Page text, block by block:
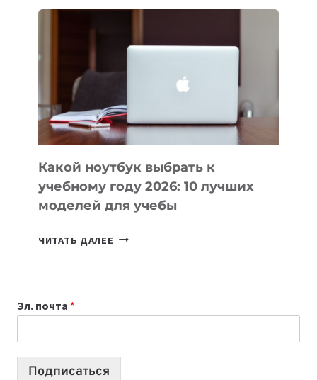
СОЗДАВАТЬ
БЕЗ
СЛОЖНОГО
КОДА
Какой ноутбук выбрать к
учебному году 2026: 10 лучших
моделей для учебы
ЧИТАТЬ ДАЛЕЕ КАКОЙ
2026:
10
Эл. почта *
Подписаться